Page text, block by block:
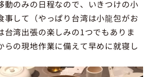
動のみの日程なので、いきつけの小
事して（やっぱり台湾は小龍包がお
台湾出張の楽しみの1つでもありま
らの現地作業に備えて早めに就寝し